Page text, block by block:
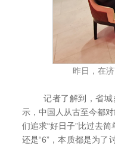
昨日，在
记者了解到，省城多
示，中国人从古至今都
们追求“好日子”比过去
还是“6”，本质都是为了